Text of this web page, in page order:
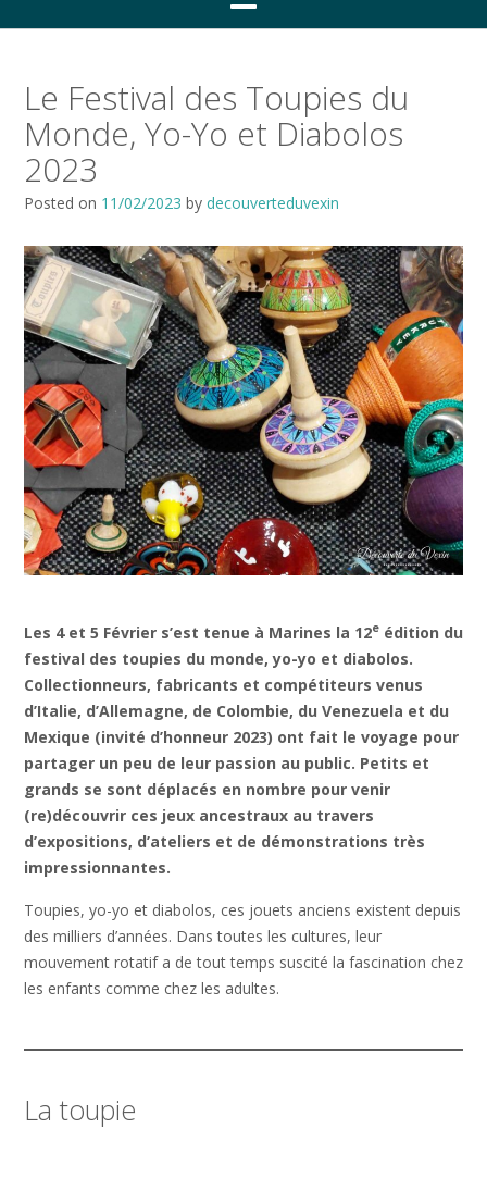
Le Festival des Toupies du
Monde, Yo-Yo et Diabolos
2023
Posted on 11/02/2023 by decouverteduvexin
Les 4 et 5 Février s’est tenue à Marines la 12e édition du
festival des toupies du monde, yo-yo et diabolos.
Collectionneurs, fabricants et compétiteurs venus
d’Italie, d’Allemagne, de Colombie, du Venezuela et du
Mexique (invité d’honneur 2023) ont fait le voyage pour
partager un peu de leur passion au public. Petits et
grands se sont déplacés en nombre pour venir
(re)découvrir ces jeux ancestraux au travers
d’expositions, d’ateliers et de démonstrations très
impressionnantes.
Toupies, yo-yo et diabolos, ces jouets anciens existent depuis
des milliers d’années. Dans toutes les cultures, leur
mouvement rotatif a de tout temps suscité la fascination chez
les enfants comme chez les adultes.
La toupie